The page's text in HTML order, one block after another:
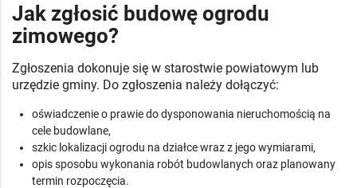
Jak zgłosić budowę ogrodu
zimowego?
Zgłoszenia dokonuje się w starostwie powiatowym lub
urzędzie gminy. Do zgłoszenia należy dołączyć:
oświadczenie o prawie do dysponowania nieruchomością na
cele budowlane,
szkic lokalizacji ogrodu na działce wraz z jego wymiarami,
opis sposobu wykonania robót budowlanych oraz planowany
termin rozpoczęcia.